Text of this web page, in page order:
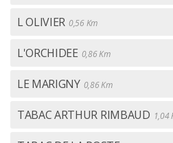
L OLIVIER 0,56 Km
L'ORCHIDEE 0,86 Km
LE MARIGNY 0,86 Km
TABAC ARTHUR RIMBAUD 1,04